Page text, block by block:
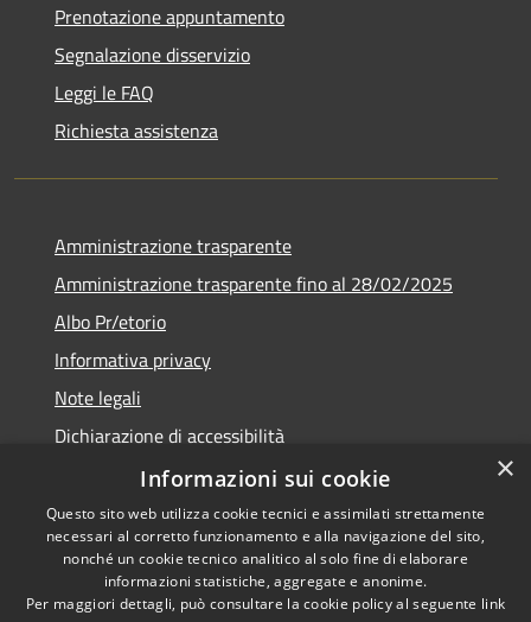
Prenotazione appuntamento
Segnalazione disservizio
Leggi le FAQ
Richiesta assistenza
Amministrazione trasparente
Amministrazione trasparente fino al 28/02/2025
Albo Pr/etorio
Informativa privacy
Note legali
Dichiarazione di accessibilità
Obiettivi di accessibilità
RSS
Copyright © 2026 • Comune di
×
Informazioni sui cookie
Questo sito web utilizza cookie tecnici e assimilati strettamente
necessari al corretto funzionamento e alla navigazione del sito,
nonché un cookie tecnico analitico al solo fine di elaborare
informazioni statistiche, aggregate e anonime.
Per maggiori dettagli, può consultare la cookie policy al seguente link